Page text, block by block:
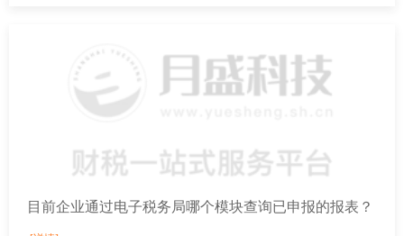
目前企业通过电子税务局哪个模块查询已申报的报表？